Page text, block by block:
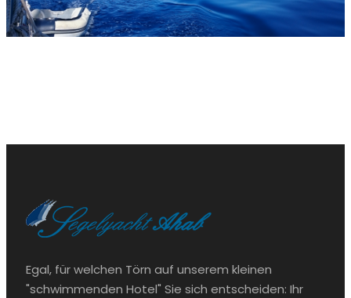
Egal, für welchen Törn auf unserem kleinen
"schwimmenden Hotel" Sie sich entscheiden: Ihr